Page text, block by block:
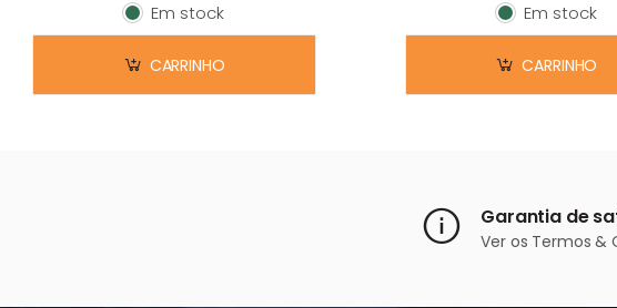
Em stock
Em stock
CARRINHO
Em stock
Em stock
CARRINHO
Garantia de
Ver os Termos &